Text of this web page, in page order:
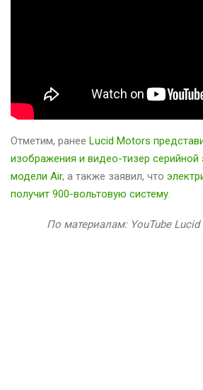
Отметим, ранее Lucid Motors
изображения и видео-тизер серийной
модели Air, а также заявил, что
получит 900-вольтовую систему.
По материалам: YouTube